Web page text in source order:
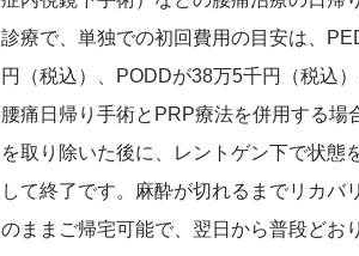
診療で、単独での初回費用の目安は、
円（税込）、PODDが38万5千円（税込
腰痛日帰り手術とPRP療法を併用する場
を取り除いた後に、レントゲン下で状態
して終了です。麻酔が切れるまでリカバ
のままご帰宅可能で、翌日から普段どお